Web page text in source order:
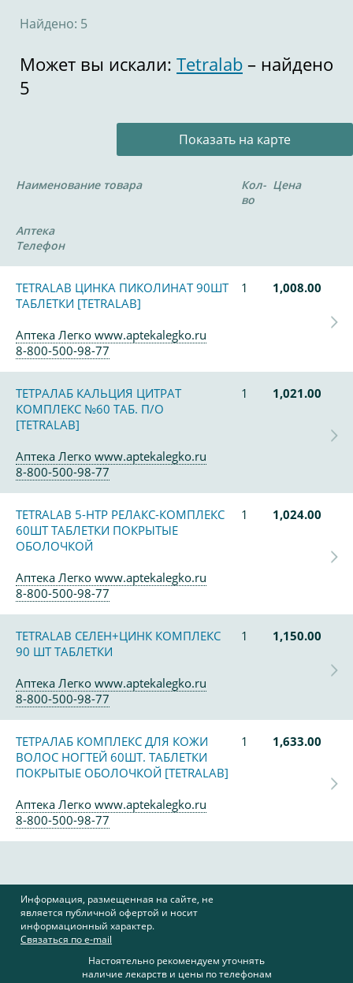
Найдено: 5
Может вы искали: Tetralab – найдено
5
Показать на карте
Наименование товара
Кол-
во
Цена
Аптека
Телефон
TETRALAB ЦИНКА ПИКОЛИНАТ 90ШТ
ТАБЛЕТКИ [TETRALAB]
1 1,008.00
Аптека Легко www.aptekalegko.ru
8-800-500-98-77
ТЕТРАЛАБ КАЛЬЦИЯ ЦИТРАТ
КОМПЛЕКС №60 ТАБ. П/О
[TETRALAB]
1 1,021.00
Аптека Легко www.aptekalegko.ru
8-800-500-98-77
TETRALAB 5-HTP РЕЛАКС-КОМПЛЕКС
60ШТ ТАБЛЕТКИ ПОКРЫТЫЕ
ОБОЛОЧКОЙ
1 1,024.00
Аптека Легко www.aptekalegko.ru
8-800-500-98-77
TETRALAB СЕЛЕН+ЦИНК КОМПЛЕКС
90 ШТ ТАБЛЕТКИ
1 1,150.00
Аптека Легко www.aptekalegko.ru
8-800-500-98-77
ТЕТРАЛАБ КОМПЛЕКС ДЛЯ КОЖИ
ВОЛОС НОГТЕЙ 60ШТ. ТАБЛЕТКИ
ПОКРЫТЫЕ ОБОЛОЧКОЙ [TETRALAB]
1 1,633.00
Аптека Легко www.aptekalegko.ru
8-800-500-98-77
Информация, размещенная на сайте, не
является публичной офертой и носит
информационный характер.
Связаться по e-mail
Настоятельно рекомендуем уточнять
наличие лекарств и цены по телефонам